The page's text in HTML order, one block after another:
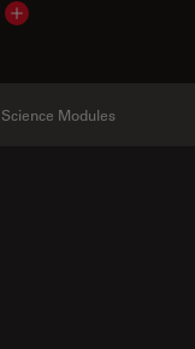
Show local contacts
Modules